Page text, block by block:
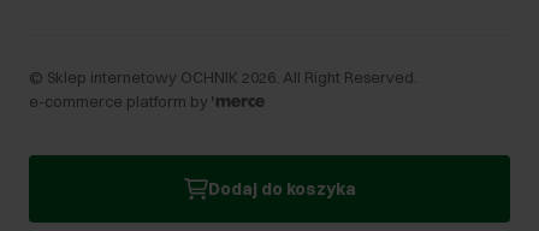
Dodaj do koszyka
© Sklep internetowy OCHNIK 2026 . All Right Reserved.
e-commerce platform by